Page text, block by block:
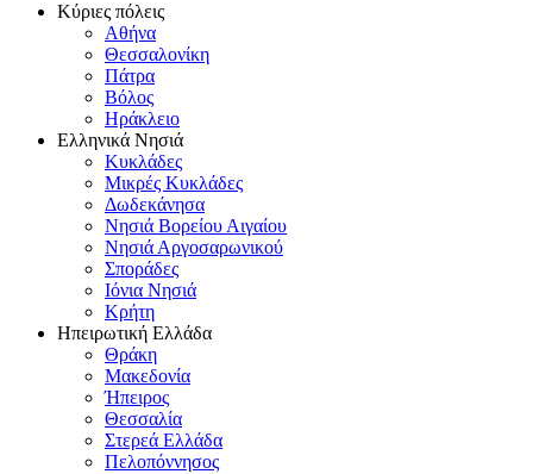
Κύριες πόλεις
Αθήνα
Θεσσαλονίκη
Πάτρα
Βόλος
Ηράκλειο
Ελληνικά Νησιά
Κυκλάδες
Μικρές Κυκλάδες
Δωδεκάνησα
Νησιά Βορείου Αιγαίου
Νησιά Αργοσαρωνικού
Σποράδες
Ιόνια Νησιά
Κρήτη
Ηπειρωτική Ελλάδα
Θράκη
Μακεδονία
Ήπειρος
Θεσσαλία
Στερεά Ελλάδα
Πελοπόννησος